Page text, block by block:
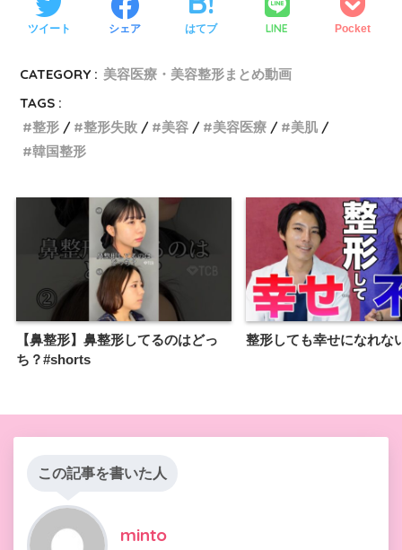
ツイート シェア はてブ LINE Pocket
CATEGORY : 美容医療・美容整形まとめ動画
TAGS :
整形
整形失敗 美容 美容医療
美肌
韓国整形
【鼻整形】鼻整形してるのはどっ
ち？#shorts
整形しても幸せになれな
この記事を書いた人
minto